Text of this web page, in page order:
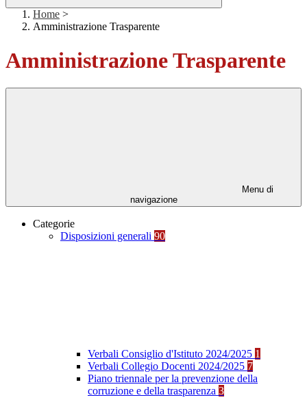
Home >
Amministrazione Trasparente
Amministrazione Trasparente
Menu di
navigazione
Categorie
Disposizioni generali 90
Verbali Consiglio d'Istituto 2024/2025 1
Verbali Collegio Docenti 2024/2025 7
Piano triennale per la prevenzione della
corruzione e della trasparenza 3